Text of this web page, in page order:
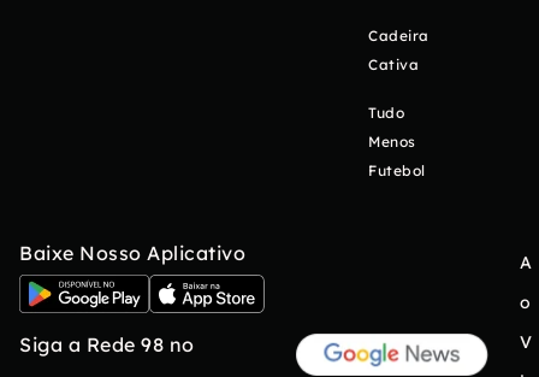
Cadeira
Cativa
Tudo
Menos
Futebol
Baixe Nosso Aplicativo
Siga a Rede 98 no
A
o
V